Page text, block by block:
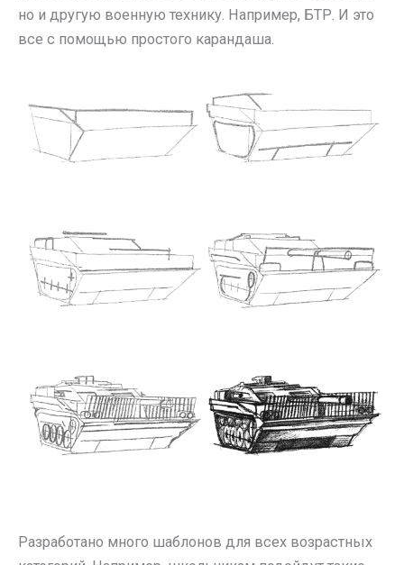
но и другую военную технику. Например, БТР. И это
все с помощью простого карандаша.
Разработано много шаблонов для всех возрастных